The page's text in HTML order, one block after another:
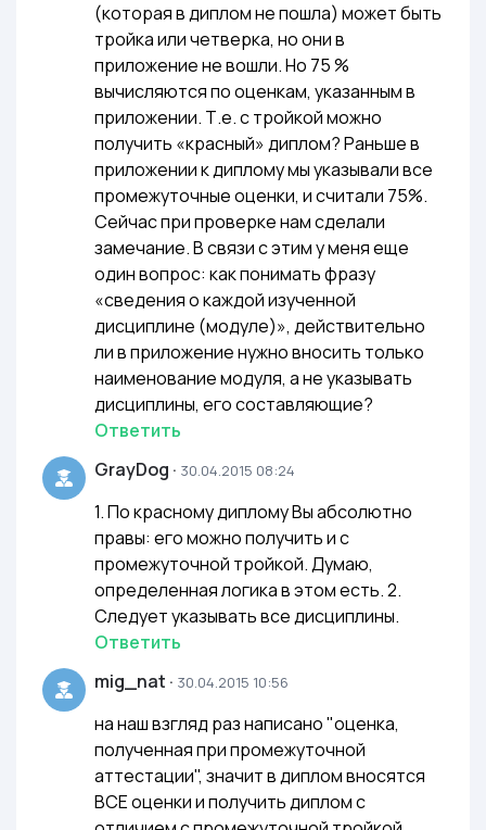
(которая в диплом не пошла) может быть
тройка или четверка, но они в
приложение не вошли. Но 75 %
вычисляются по оценкам, указанным в
приложении. Т.е. с тройкой можно
получить «красный» диплом? Раньше в
приложении к диплому мы указывали все
промежуточные оценки, и считали 75%.
Сейчас при проверке нам сделали
замечание. В связи с этим у меня еще
один вопрос: как понимать фразу
«сведения о каждой изученной
дисциплине (модуле)», действительно
ли в приложение нужно вносить только
наименование модуля, а не указывать
дисциплины, его составляющие?
Ответить
GrayDog · 30.04.2015 08:24
1. По красному диплому Вы абсолютно
правы: его можно получить и с
промежуточной тройкой. Думаю,
определенная логика в этом есть. 2.
Следует указывать все дисциплины.
Ответить
mig_nat · 30.04.2015 10:56
на наш взгляд раз написано "оценка,
полученная при промежуточной
аттестации", значит в диплом вносятся
ВСЕ оценки и получить диплом с